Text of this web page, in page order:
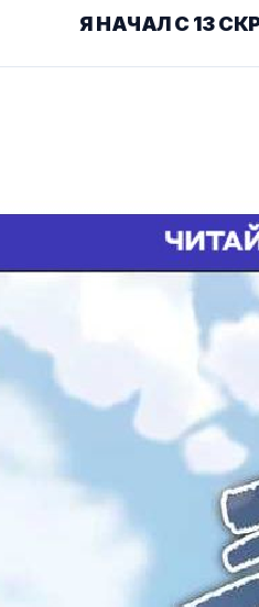
Я НАЧАЛ С 13